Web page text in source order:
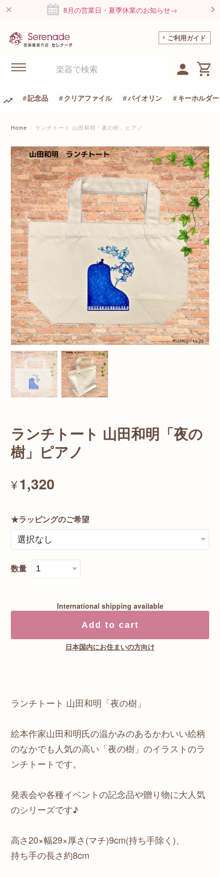
8月の営業日・夏季休業のお知らせ→
ご利用ガイド
記念品 クリアファイル バイオリン キーホルダー
Home ランチトート 山田和明「夜の樹」ピアノ
ランチトート 山田和明「夜の
樹」ピアノ
¥1,320
★ラッピングのご希望
数量
International shipping available
Add to cart
日本国内にお住まいの方向け
ランチトート 山田和明「夜の樹」
絵本作家山田和明氏の温かみのあるかわいい絵柄
のなかでも人気の高い「夜の樹」のイラストのラ
ンチトートです。
発表会や各種イベントの記念品や贈り物に大人気
のシリーズです♪
高さ20×幅29×厚さ(マチ)9cm(持ち手除く)、
持ち手の長さ約8cm